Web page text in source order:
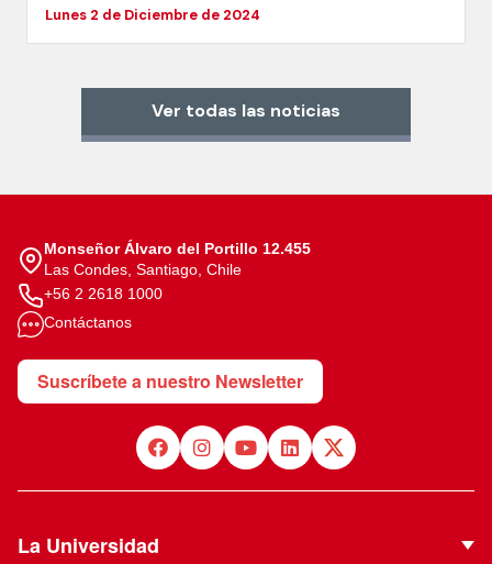
Lunes 2 de Diciembre de 2024
Ver todas las noticias
Monseñor Álvaro del Portillo 12.455
Las Condes, Santiago, Chile
+56 2 2618 1000
Contáctanos
Suscríbete a nuestro Newsletter
La Universidad